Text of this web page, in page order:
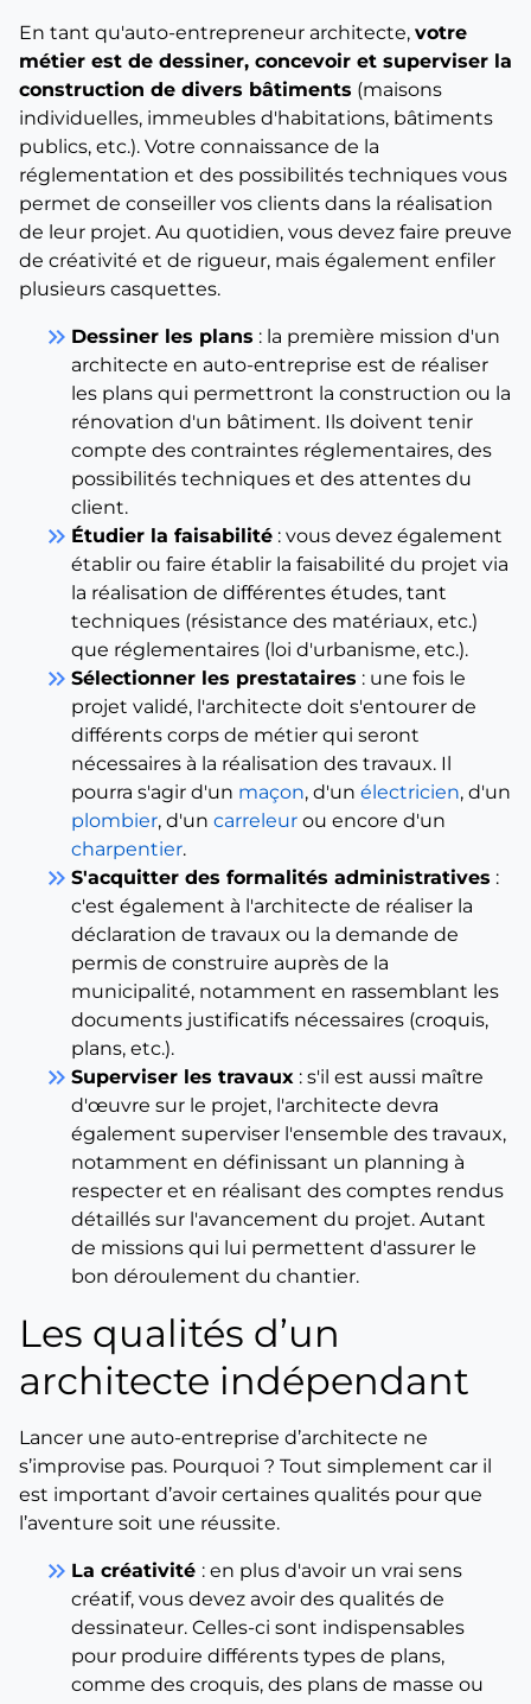
En tant qu'auto-entrepreneur architecte, votre
métier est de dessiner, concevoir et superviser la
construction de divers bâtiments (maisons
individuelles, immeubles d'habitations, bâtiments
publics, etc.). Votre connaissance de la
réglementation et des possibilités techniques vous
permet de conseiller vos clients dans la réalisation
de leur projet. Au quotidien, vous devez faire preuve
de créativité et de rigueur, mais également enfiler
plusieurs casquettes.
keyboard_double_arrow_right Dessiner les plans : la première mission d'un
architecte en auto-entreprise est de réaliser
les plans qui permettront la construction ou la
rénovation d'un bâtiment. Ils doivent tenir
compte des contraintes réglementaires, des
possibilités techniques et des attentes du
client.
keyboard_double_arrow_right Étudier la faisabilité : vous devez également
établir ou faire établir la faisabilité du projet via
la réalisation de différentes études, tant
techniques (résistance des matériaux, etc.)
que réglementaires (loi d'urbanisme, etc.).
keyboard_double_arrow_right Sélectionner les prestataires : une fois le
projet validé, l'architecte doit s'entourer de
différents corps de métier qui seront
nécessaires à la réalisation des travaux. Il
pourra s'agir d'un maçon, d'un électricien, d'un
plombier, d'un carreleur ou encore d'un
charpentier.
keyboard_double_arrow_right S'acquitter des formalités administratives :
c'est également à l'architecte de réaliser la
déclaration de travaux ou la demande de
permis de construire auprès de la
municipalité, notamment en rassemblant les
documents justificatifs nécessaires (croquis,
plans, etc.).
keyboard_double_arrow_right Superviser les travaux : s'il est aussi maître
d'œuvre sur le projet, l'architecte devra
également superviser l'ensemble des travaux,
notamment en définissant un planning à
respecter et en réalisant des comptes rendus
détaillés sur l'avancement du projet. Autant
de missions qui lui permettent d'assurer le
bon déroulement du chantier.
Les qualités d’un
architecte indépendant
Lancer une auto-entreprise d’architecte ne
s’improvise pas. Pourquoi ? Tout simplement car il
est important d’avoir certaines qualités pour que
l’aventure soit une réussite.
keyboard_double_arrow_right La créativité : en plus d'avoir un vrai sens
créatif, vous devez avoir des qualités de
dessinateur. Celles-ci sont indispensables
pour produire différents types de plans,
comme des croquis, des plans de masse ou